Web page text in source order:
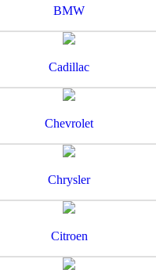
BMW
Cadillac
Chevrolet
Chrysler
Citroen